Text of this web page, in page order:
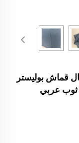
قماش بوليستر